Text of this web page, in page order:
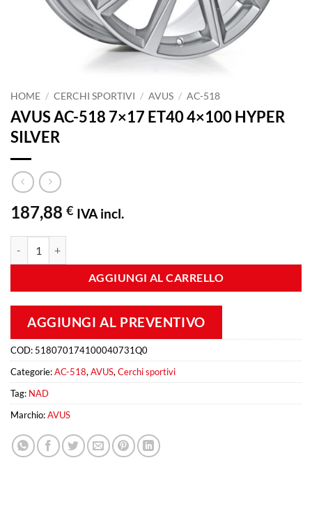
HOME / CERCHI SPORTIVI / AVUS / AC-518
AVUS AC-518 7×17 ET40 4×100 HYPER
SILVER
187,88 € IVA incl.
AGGIUNGI AL CARRELLO
AGGIUNGI AL PREVENTIVO
COD: 518070174100040731Q0
Categorie:AC-518,AVUS,Cerchi sportivi
Tag: NAD
Marchio:AVUS